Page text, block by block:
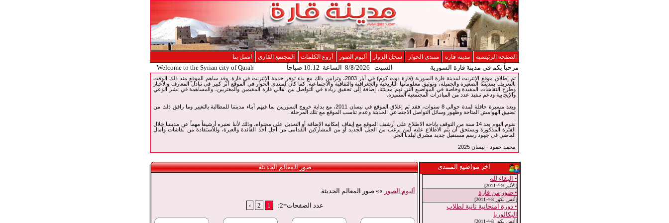
الصفحة الرئيسية مدينة قارة منتدى الحوار سجل الزوار ألبوم الصور أروع الكلمات المجتمع القاري اتصل بنا
مرحباً بكم في مدينة قارة السورية السبت 8/8/2026 الساعة 10:12 صباحاً Welcome to the Syrian city of Qarah
تم إطلاق موقع الإنترنت لمدينة قارة السورية (قارة دوت كوم) في أيار 2003، وتزامن ذلك مع بدء توفر خدمة الإنترنت في قارة. وقد ساهم الموقع منذ ذلك الوقت
بالتعريف بمدينتنا الصغيرة والجميلة، وتوثيق معلوماتها التاريخية والجغرافية والثقافية والاجتماعية. كما كان لمنتدى الحوار في الموقع أثر كبير في تبادل المعارف والأخبار
وطرح النقاشات المفيدة وخاصة في المواضيع التي تهم مدينتنا، إضافة إلى تحقيق زيادة في التواصل بين أهالي قارة المقيمين والمغتربين، والمساهمة في نشر الوعي
والإيجابية ودعم تنفيذ عدد من المبادرات المجتمعية المتميزة.
وبعد مسيرة حافلة لمدة حوالي 8 سنوات، فقد تم إغلاق الموقع في نيسان 2011، مع بداية خروج السوريين بما فيهم أبناء مدينتنا للمطالبة بالتغيير وما رافق ذلك من
تضييق الهوامش المتاحة وظهور وسائل التواصل الاجتماعي الحديثة وعدم تناسب الموقع مع تلك المرحلة.
نقوم اليوم بعد 14 سنة من التوقف بإتاحة الاطلاع على أرشيف الموقع مع إيقاف إمكانية الإضافة أو التعديل على محتواه، وذلك لأننا نعتبره أرشيفاً مهماً عن مدينتنا خلال
الفترة المذكورة ويستحق أن يتم الاطلاع عليه لمن يرغب من الجيل الجديد أو من المشاركين القدامى من أجل أخذ الفائدة والعبرة، وللاستفادة من نقاشات وآمال
الماضي في جهود رسم مستقبل جديد مشرق لبلدنا الحر.
محمد حمود - نيسان 2025
آخر مواضيع المنتدى
• البقاء لله
[الأثير 9-4-2011]
• صور من قارة
[أنس بكور 8-4-2011]
• دورة امتحانية ثانية لطلاب
البكالوريا
[أنس بكور 8-4-2011]
صور المعالم الحديثة
ألبوم الصور »» صور المعالم الحديثة
عدد الصفحات=2:
1
2
›